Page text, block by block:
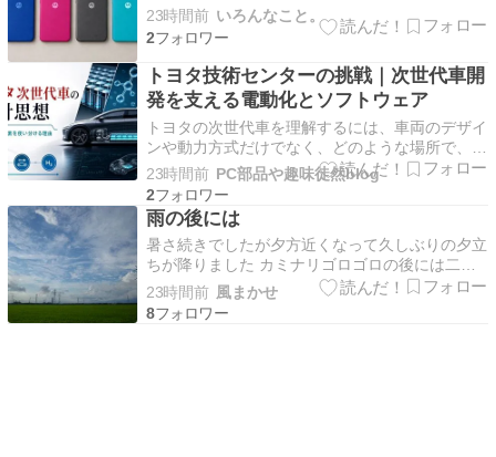
を解説
23時間前 いろんなこと。
2
トヨタ技術センターの挑戦｜次世代車開
発を支える電動化とソフトウェア
トヨタの次世代車を理解するには、車両のデザイ
ンや動力方式だけでなく、どのような場所で、ど
のような検証を重ねているかを見る必要がありま
す。公式発表された技術センターと新型車の情報
をもとに、電動化、ソフトウェア、安全技術のつ
ながりを読み解きます。 続きを読む
23時間前 PC部品や趣味徒然blog
2
雨の後には
暑さ続きでしたが夕方近くなって久しぶりの夕立
ちが降りました カミナリゴロゴロの後には二時
間余りも雨が続いて今まで降らなかった分を一気
に取り返した様なそんな雨でし
23時間前
風まかせ
8